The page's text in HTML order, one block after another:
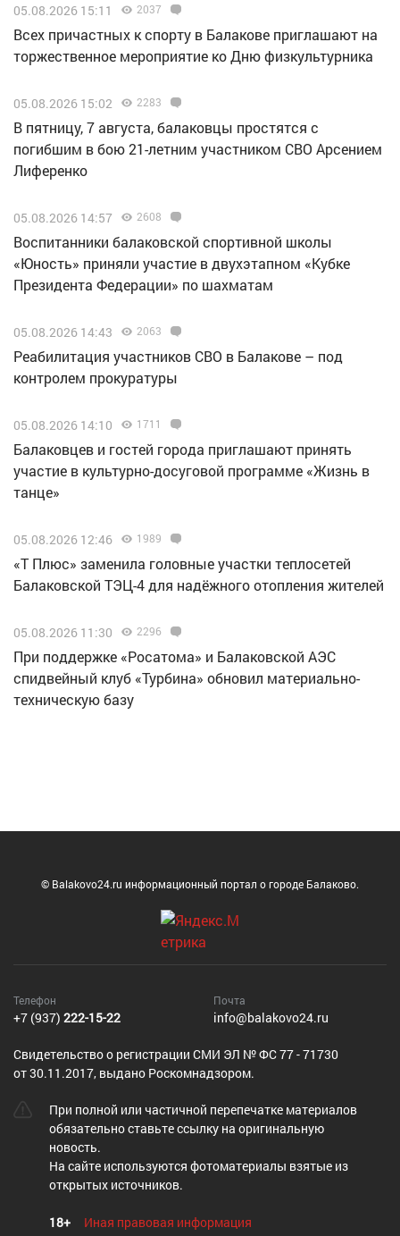
05.08.2026 15:11 2037
Всех причастных к спорту в Балакове приглашают на
торжественное мероприятие ко Дню физкультурника
05.08.2026 15:02 2283
В пятницу, 7 августа, балаковцы простятся с
погибшим в бою 21-летним участником СВО Арсением
Лиференко
05.08.2026 14:57 2608
Воспитанники балаковской спортивной школы
«Юность» приняли участие в двухэтапном «Кубке
Президента Федерации» по шахматам
05.08.2026 14:43 2063
Реабилитация участников СВО в Балакове – под
контролем прокуратуры
05.08.2026 14:10 1711
Балаковцев и гостей города приглашают принять
участие в культурно-досуговой программе «Жизнь в
танце»
05.08.2026 12:46 1989
«Т Плюс» заменила головные участки теплосетей
Балаковской ТЭЦ-4 для надёжного отопления жителей
05.08.2026 11:30 2296
При поддержке «Росатома» и Балаковской АЭС
спидвейный клуб «Турбина» обновил материально-
техническую базу
© Balakovo24.ru информационный портал о городе Балаково.
Телефон
+7 (937) 222-15-22
Почта
info@balakovo24.ru
Cвидетельство о регистрации СМИ ЭЛ № ФС 77 - 71730
от 30.11.2017, выдано Роскомнадзором.
При полной или частичной перепечатке материалов
обязательно ставьте ссылку на оригинальную
новость.
На сайте используются фотоматериалы взятые из
открытых источников.
18+ Иная правовая информация